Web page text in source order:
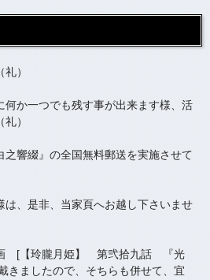
）
何か一つでも残す事が出来ます様、活
）
之響綴』の全国無料郵送を実施させて
は、是非、当家頁へお越し下さいませ
画 [【玲朧月姫】 第弐拾九話 『光
きましたので、そちらも併せて、宜